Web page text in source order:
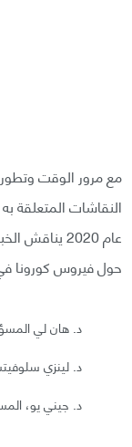
مع مرور الوقت
عام 2020
حول فيروس كورونا في
د. هان لي
د. لينزي
د. جيني يو،